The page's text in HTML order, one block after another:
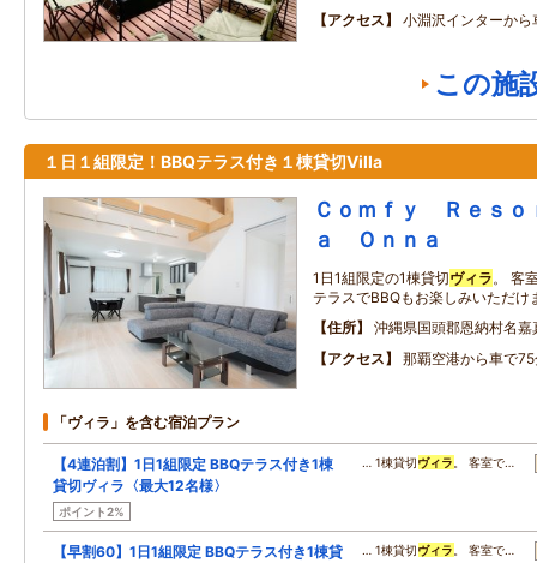
アクセス 小淵沢インターから
この施
１日１組限定！BBQテラス付き１棟貸切Villa
Ｃｏｍｆｙ Ｒｅｓ
ａ Ｏｎｎａ
1日1組限定の1棟貸切ヴィラ。 客
テラスでBBQもお楽しみいただけ
住所
沖縄県国頭郡恩納村名
アクセス
那覇空港から車で
「ヴィラ」を含む宿泊プラン
【4連泊割】1日1組限定 BBQテラス付き1棟
貸切ヴィラ〈最大12名様〉
ポイント2%
… 1棟貸切ヴィラ 。 客室で…
【早割60】1日1組限定 BBQテラス付き1棟貸
… 1棟貸切ヴィラ 。 客室で…